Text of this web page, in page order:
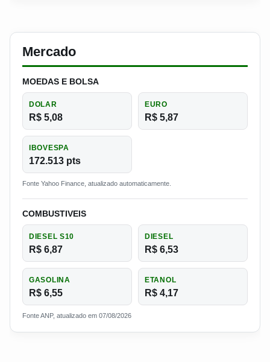
Mercado
MOEDAS E BOLSA
DOLAR
R$ 5,08
EURO
R$ 5,87
IBOVESPA
172.513 pts
Fonte Yahoo Finance, atualizado automaticamente.
COMBUSTIVEIS
DIESEL S10
R$ 6,87
DIESEL
R$ 6,53
GASOLINA
R$ 6,55
ETANOL
R$ 4,17
Fonte ANP, atualizado em 07/08/2026